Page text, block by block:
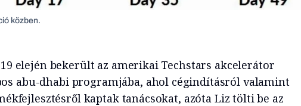
közben.
elején bekerült az amerikai Techstars akcelerátor
abu-dhabi programjába, ahol cégindításról valamint
kaptak tanácsokat, azóta Liz tölti be az